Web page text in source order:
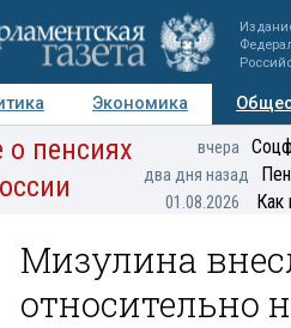
Экономика
Персоны Мнения
о пенсиях
вчера
два дня назад
01.08.2026 Как
Мизулина
относительно